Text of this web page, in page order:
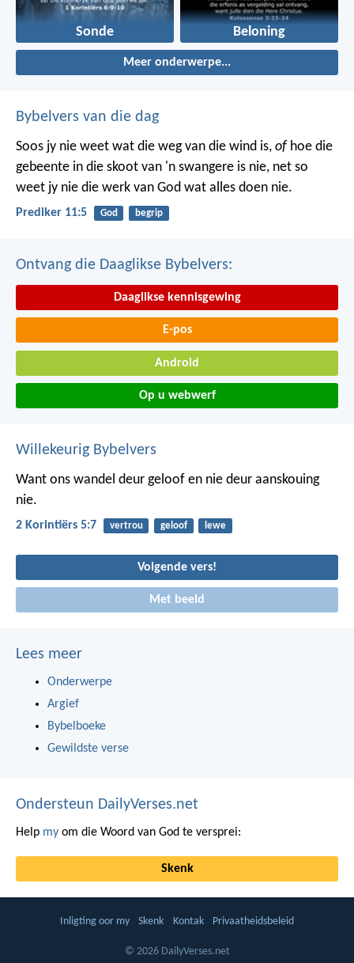
Sonde Beloning
Meer onderwerpe...
Bybelvers van die dag
Soos jy nie weet wat die weg van die wind is, of hoe die
gebeente in die skoot van 'n swangere is nie, net so
weet jy nie die werk van God wat alles doen nie.
Prediker 11:5 God begrip
Ontvang die Daaglikse Bybelvers:
Daaglikse kennisgewing
E-pos
Android
Op u webwerf
Willekeurig Bybelvers
Want ons wandel deur geloof en nie deur aanskouing
nie.
2 Korintiërs 5:7 vertrou geloof lewe
Volgende vers!
Met beeld
Lees meer
Onderwerpe
Argief
Bybelboeke
Gewildste verse
Ondersteun DailyVerses.net
Help my om die Woord van God te versprei:
Skenk
Inligting oor my Skenk Kontak Privaatheidsbeleid
© 2026 DailyVerses.net